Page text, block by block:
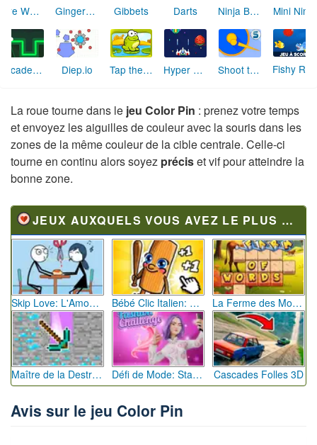
Fire Work Out Gingerbread Circus Gibbets Darts Ninja Bear Mini Ninja
Arcade Golf: NEON Diep.io Tap the Frog Hyper Gunner Shoot the Circle
La roue tourne dans le jeu Color Pin : prenez votre temps
et envoyez les aiguilles de couleur avec la souris dans les
zones de la même couleur de la cible centrale. Celle-ci
tourne en continu alors soyez préciset vif pour atteindre la
bonne zone.
JEUX AUXQUELS VOUS AVEZ LE PLUS JOUÉ
Skip Love: L'Amour en Péril Bébé Clic Italien: La Folie des Petits Bambins La Ferme des Mots - Cultivez votre Vocabulaire
Maître de la Destruction: Fusion de Pioches Défi de Mode: Star du Podium Cascades Folles 3D
Avis sur le jeu Color Pin